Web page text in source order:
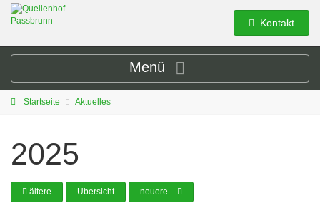
Kontakt
Menü
Startseite Aktuelles
2025
ältere Übersicht neuere